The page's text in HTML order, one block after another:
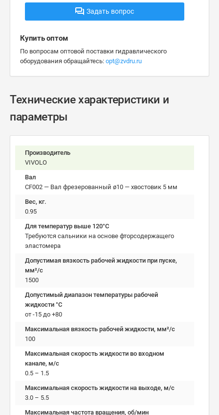
Задать вопрос
Купить оптом
По вопросам оптовой поставки гидравлического
оборудования обращайтесь: opt@zvdru.ru
Технические характеристики и
параметры
Производитель
VIVOLO
Вал
CF002 — Вал фрезерованный ø10 — хвостовик 5 мм
Вес, кг.
0.95
Для температур выше 120°C
Требуются сальники на основе фторсодержащего
эластомера
Допустимая вязкость рабочей жидкости при пуске,
мм²/c
1500
Допустимый диапазон температуры рабочей
жидкости °C
от -15 до +80
Максимальная вязкость рабочей жидкости, мм²/c
100
Максимальная скорость жидкости во входном
канале, м/с
0.5 – 1.5
Максимальная скорость жидкости на выходе, м/с
3.0 – 5.5
Максимальная частота вращения, об/мин